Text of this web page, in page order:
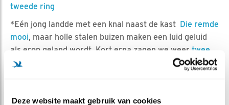
Deze website maakt gebruik van cookies
tweede ring
*Eén jong landde met een knal naast de kast Die remde
mooi, maar holle stalen buizen maken een luid geluid
als erop geland wordt. Kort erna zagen we weer twee
jongen in de lucht.